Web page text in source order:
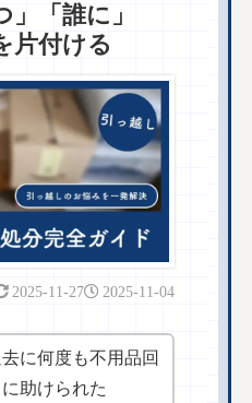
「誰に」
片付ける
2025-11-04
2025-11-27
に何度も不用品回
助けられた